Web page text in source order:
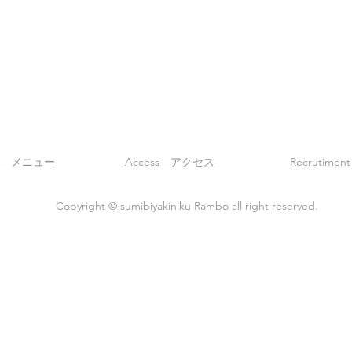
メニュー Access アクセス
Copyright © sumibiyakiniku Rambo all right reserved.